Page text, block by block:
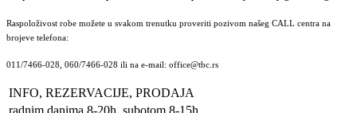
Raspoloživost robe možete u svakom trenutku proveriti pozivom našeg CALL centra na
brojeve telefona:
011/7466-028, 060/7466-028 ili na e-mail: office@tbc.rs
INFO, REZERVACIJE, PRODAJA